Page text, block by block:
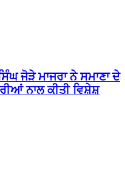
ਜੋੜੇ ਮਾਜਰਾ ਨੇ ਸਮਾਣਾ ਦੇ
ਨਾਲ ਕੀਤੀ ਵਿਸ਼ੇਸ਼